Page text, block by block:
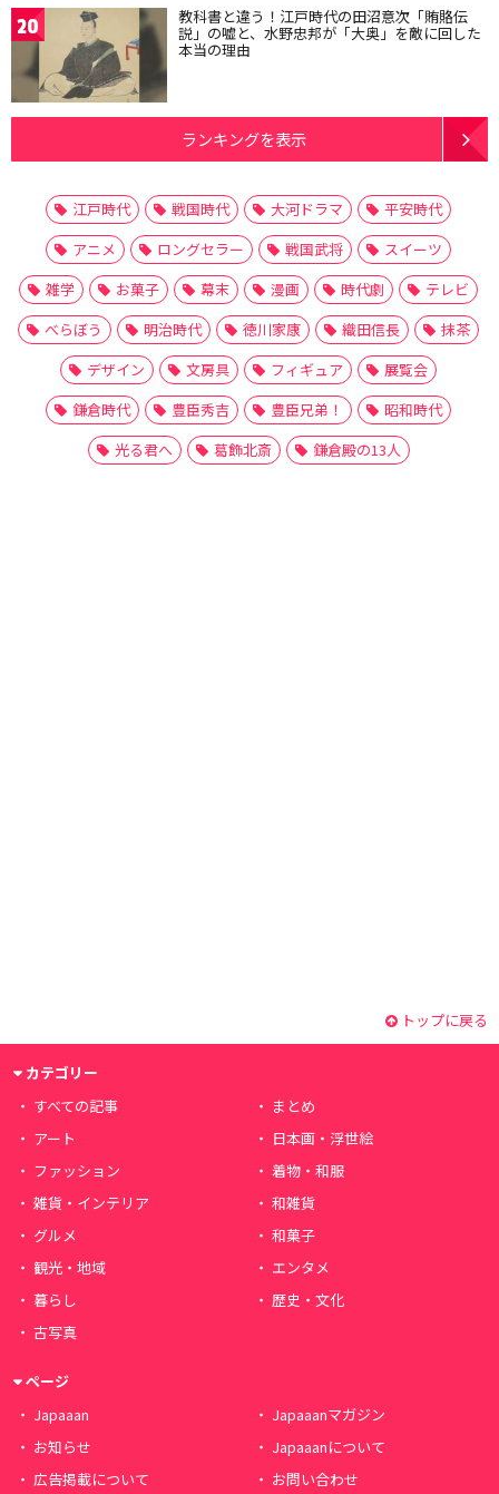
20 教科書と違う！江戸時代の田沼意次「賄賂伝
説」の嘘と、水野忠邦が「大奥」を敵に回した
本当の理由
ランキングを表示
江戸時代 戦国時代 大河ドラマ
平安時代
アニメ
ロングセラー 戦国武将
スイーツ
雑学
お菓子 幕末 漫画 時代劇
テレビ
べらぼう
明治時代 徳川家康 織田信長
抹茶
デザイン
文房具 フィギュア
展覧会
鎌倉時代
豊臣秀吉 豊臣兄弟！
昭和時代
光る君へ
葛飾北斎 鎌倉殿の13人
トップに戻る
カテゴリー
すべての記事
まとめ
アート
日本画・浮世絵
ファッション
着物・和服
雑貨・インテリア
和雑貨
グルメ
和菓子
観光・地域
エンタメ
暮らし
歴史・文化
古写真
ページ
Japaaan
Japaaanマガジン
お知らせ
Japaaanについて
広告掲載について
お問い合わせ